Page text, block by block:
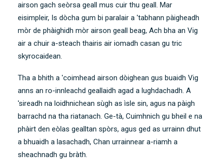
airson gach seòrsa geall mus cuir thu geall. Mar
eisimpleir, Is dòcha gum bi paralair a 'tabhann pàigheadh ​​
mòr de phàighidh mòr airson geall beag, Ach bha an Vig
air a chuir a-steach thairis air iomadh casan gu tric
skyrocaidean.
Tha a bhith a 'coimhead airson dòighean gus buaidh Vig
anns an ro-innleachd geallaidh agad a lughdachadh. A
'sireadh na loidhnichean sùgh as ìsle sin, agus na pàigh
barrachd na tha riatanach. Ge-tà, Cuimhnich gu bheil e na
phàirt den eòlas gealltan spòrs, agus ged as urrainn dhut
a bhuaidh a lasachadh, Chan urrainnear a-riamh a
sheachnadh gu bràth.